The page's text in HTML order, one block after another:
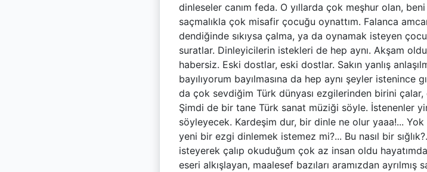
dinleseler canım feda. O yıllarda çok meşhur olan,
saçmalıkla çok misafir çocuğu oynattım. Falanca
dendiğinde sıkıysa çalma, ya da oynamak isteyen
suratlar. Dinleyicilerin istekleri de hep aynı. Akşam
habersiz. Eski dostlar, eski dostlar. Sakın yanlış
bayılıyorum bayılmasına da hep aynı şeyler
da çok sevdiğim Türk dünyası ezgilerinden birini
Şimdi de bir tane Türk sanat müziği söyle. İstenenler
söyleyecek. Kardeşim dur, bir dinle ne olur yaaa!...
yeni bir ezgi dinlemek istemez mi?... Bu nasıl bir
isteyerek çalıp okuduğum çok az insan oldu
eseri alkışlayan, maalesef bazıları aramızdan